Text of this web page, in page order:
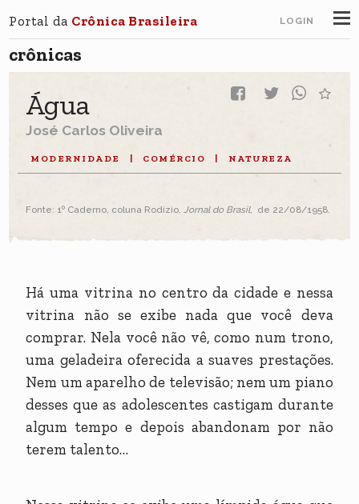
Portal da Crônica Brasileira LOGIN
crônicas
Água
José Carlos Oliveira
MODERNIDADE COMÉRCIO NATUREZA
Fonte: 1º Caderno, coluna Rodízio,Jornal do Brasil, de 22/08/1958.
Há uma vitrina no centro da cidade e nessa
vitrina não se exibe nada que você deva
comprar. Nela você não vê, como num trono,
uma geladeira oferecida a suaves prestações.
Nem um aparelho de televisão; nem um piano
desses que as adolescentes castigam durante
algum tempo e depois abandonam por não
terem talento…